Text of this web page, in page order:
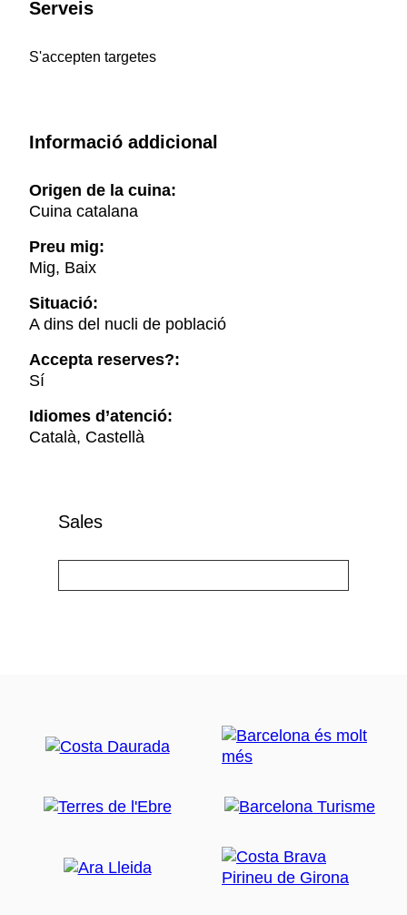
Serveis
S'accepten targetes
Informació addicional
Origen de la cuina:
Cuina catalana
Preu mig:
Mig, Baix
Situació:
A dins del nucli de població
Accepta reserves?:
Sí
Idiomes d’atenció:
Català, Castellà
Sales